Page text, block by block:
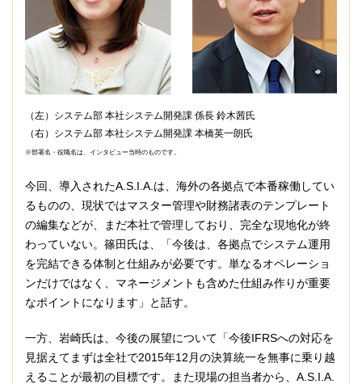
（左）システム部 本社システム開発課 係長 鈴木茜氏
（右）システム部 本社システム開発課 本橋英一朗氏
※部署名・役職名は、インタビュー当時のものです。
今回、導入されたA.S.I.A.は、海外の各拠点で本番稼働してい
るものの、現状ではマスター管理や財務諸表のテンプレート
の編集などが、まだ本社で管理しており、完全な現地化が終
わっていない。篠田氏は、「今後は、各拠点でシステム運用
を完結できる体制と仕組みが必要です。単なるオペレーショ
ンだけではなく、マネージメントも含めた仕組み作りが重要
なポイントになります」と話す。
一方、岩崎氏は、今後の展望について「今後IFRSへの対応を
見据えてまずは全社で2015年12月の決算統一を無事に乗り越
えることが最初の目標です。また現場の担当者から、A.S.I.A.